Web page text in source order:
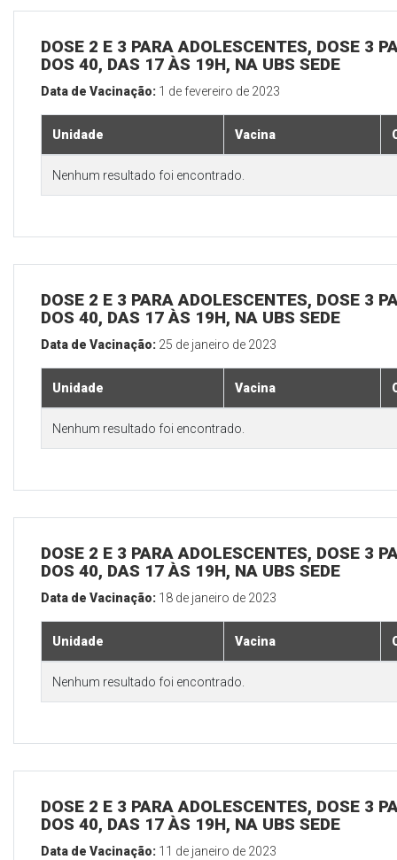
DOSE 2 E 3 PARA ADOLESCENTES, DOSE 3
DOS 40, DAS 17 ÀS 19H, NA UBS SEDE
Data de Vacinação: 1 de fevereiro de 2023
Unidade Vacina
Nenhum resultado foi encontrado.
DOSE 2 E 3 PARA ADOLESCENTES, DOSE 3
DOS 40, DAS 17 ÀS 19H, NA UBS SEDE
Data de Vacinação: 25 de janeiro de 2023
Unidade Vacina
Nenhum resultado foi encontrado.
DOSE 2 E 3 PARA ADOLESCENTES, DOSE 3
DOS 40, DAS 17 ÀS 19H, NA UBS SEDE
Data de Vacinação: 18 de janeiro de 2023
Unidade Vacina
Nenhum resultado foi encontrado.
DOSE 2 E 3 PARA ADOLESCENTES, DOSE 3
DOS 40, DAS 17 ÀS 19H, NA UBS SEDE
Data de Vacinação: 11 de janeiro de 2023